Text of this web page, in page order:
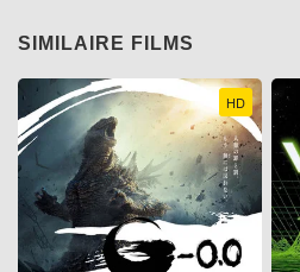
SIMILAIRE FILMS
HD